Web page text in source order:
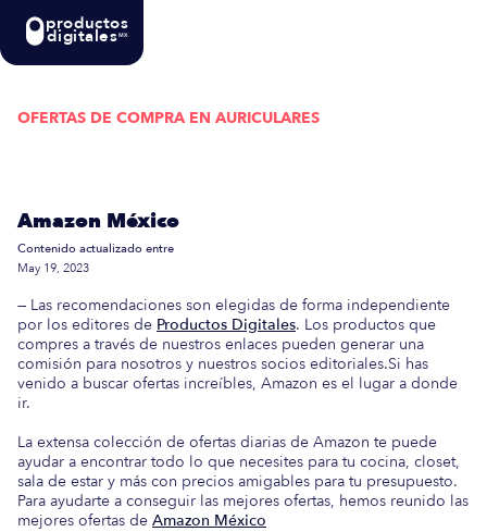
productos
digitalesMX
OFERTAS DE COMPRA EN AURICULARES
Amazon México
Contenido actualizado entre
May 19, 2023
— Las recomendaciones son elegidas de forma independiente
por los editores de Productos Digitales. Los productos que
compres a través de nuestros enlaces pueden generar una
comisión para nosotros y nuestros socios editoriales.Si has
venido a buscar ofertas increíbles, Amazon es el lugar a donde
ir.
La extensa colección de ofertas diarias de Amazon te puede
ayudar a encontrar todo lo que necesites para tu cocina, closet,
sala de estar y más con precios amigables para tu presupuesto.
Para ayudarte a conseguir las mejores ofertas, hemos reunido las
mejores ofertas de Amazon México